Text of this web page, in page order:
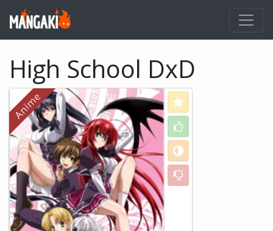
High School DxD
Love
Like
Neutral
Dislike